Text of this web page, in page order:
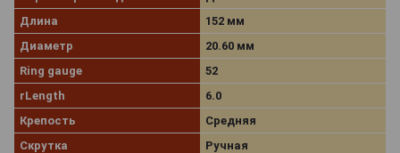
Длина
152 мм
Диаметр
20.60 мм
Ring gauge
52
rLength
6.0
Крепость
Средняя
Скрутка
Ручная